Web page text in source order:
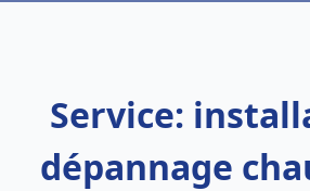
Service:
dépannage